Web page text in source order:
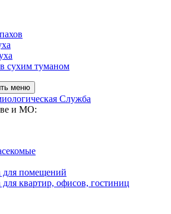
сухим туманом
меню
и МО:
для помещений
квартир, офисов, гостиниц